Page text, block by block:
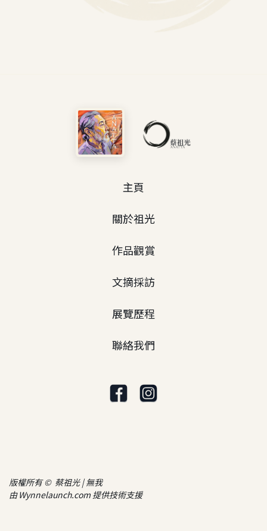
主頁
關於祖光
作品觀賞
文摘採訪
展覽歷程
聯絡我們
版權所有 © 蔡祖光 | 無我
由 Wynnelaunch.com 提供技術支援